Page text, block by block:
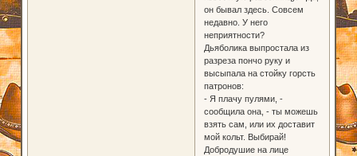
он бывал здесь. Совсем
недавно. У него
неприятности?
Дьяболика выпростала из
разреза пончо руку и
высыпала на стойку горсть
патронов:
- Я плачу пулями, -
сообщила она, - ты можешь
взять сам, или их доставит
мой кольт. Выбирай!
Добродушие на лице